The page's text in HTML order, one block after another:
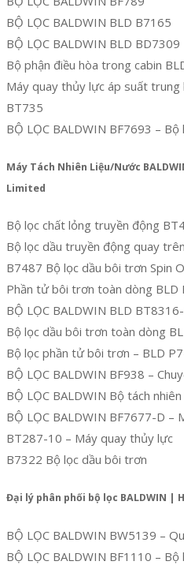
BỘ LỌC BALDWIN BLD B7165
BỘ LỌC BALDWIN BLD BD7309
Bộ phận điều hòa trong cabin
Máy quay thủy lực áp suất
BT735
BỘ LỌC BALDWIN BF7693 –
Máy Tách Nhiên Liệu/Nước
Limited
Bộ lọc chất lỏng truyền động
Bộ lọc dầu truyền động quay
B7487 Bộ lọc dầu bôi trơn Spin
Phần tử bôi trơn toàn dòng BLD
BỘ LỌC BALDWIN BLD
Bộ lọc dầu bôi trơn toàn dòng
Bộ lọc phần tử bôi trơn – BLD
BỘ LỌC BALDWIN BF938 –
BỘ LỌC BALDWIN Bộ tách nhiên
BỘ LỌC BALDWIN BF7677-D –
BT287-10 – Máy quay thủy lực
B7322 Bộ lọc dầu bôi trơn
Đại lý phân phối bộ lọc BALDWIN |
BỘ LỌC BALDWIN BW5139 –
BỘ LỌC BALDWIN BF1110 – Bộ